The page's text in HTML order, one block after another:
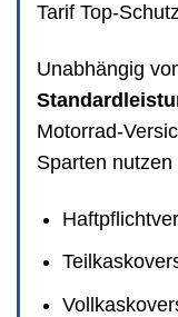
Tarif Top-
Unabhängig
Motorrad-
Sparten nutzen